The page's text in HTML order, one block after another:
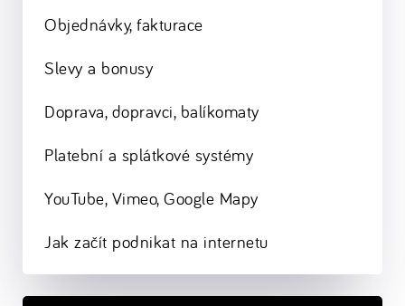
Objednávky, fakturace
Slevy a bonusy
Doprava, dopravci, balíkomaty
Platební a splátkové systémy
YouTube, Vimeo, Google Mapy
Jak začít podnikat na internetu